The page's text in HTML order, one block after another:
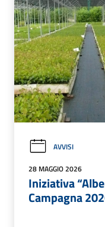
AVVISI
28 MAGGIO 2026
Iniziativa
Campagna